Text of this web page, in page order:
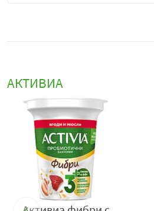
Активиа Фибри с киноа и
съставки като киноа и лешници,
хранителна стойност, така и
текстурен контраст.
Основен акцент в продукта е
на фибри, които са важна част
хранене и допринасят за
на храносмилателната
усещането за ситост и правят
избор за междинно хранене или
АКТИВИА